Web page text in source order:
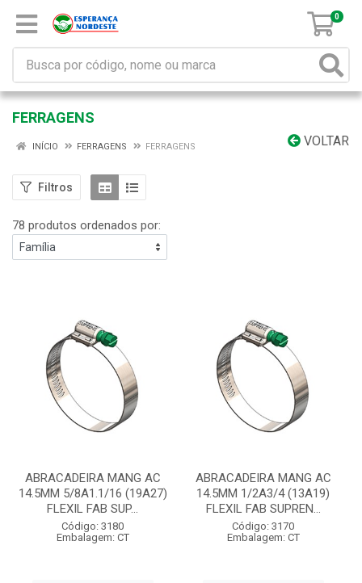
0
FERRAGENS
VOLTAR
INÍCIO FERRAGENS FERRAGENS
Filtros
78 produtos ordenados por:
ABRACADEIRA MANG AC
14.5MM 5/8A1.1/16 (19A27)
FLEXIL FAB SUP...
Código: 3180
Embalagem: CT
ABRACADEIRA MANG AC
14.5MM 1/2A3/4 (13A19)
FLEXIL FAB SUPREN...
Código: 3170
Embalagem: CT